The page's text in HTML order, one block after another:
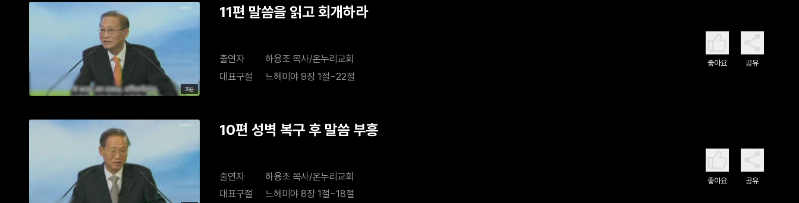
39분
11편 말씀을 읽고 회개하라
출연자
하용조 목사/온누리교회
대표구절
느헤미야 9장 1절~22절
좋아요 공유
10편 성벽 복구 후 말씀 부흥
출연자
하용조 목사/온누리교회
대표구절
느헤미야 8장 1절~18절
좋아요 공유